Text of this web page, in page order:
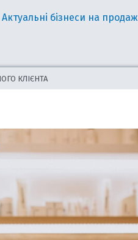
Актуальні бізнеси на продаж
КЛІЄНТА